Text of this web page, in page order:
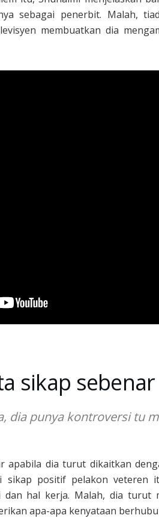
sebagai penerbit. Malah,
membuatkan dia
sikap
dia punya kontroversi tu
apabila dia turut dikaitkan
sikap positif pelakon veteren
dan hal kerja. Malah, dia turut
apa-apa kenyataan